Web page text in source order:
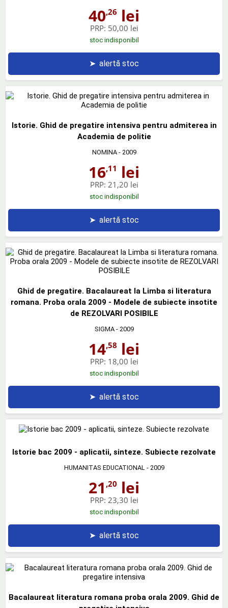
40,26 lei
PRP: 50,00 lei
stoc indisponibil
➤ alertă stoc
Istorie. Ghid de pregatire intensiva pentru admiterea in
Academia de politie
NOMINA- 2009
16,11 lei
PRP: 21,20 lei
stoc indisponibil
➤ alertă stoc
Ghid de pregatire. Bacalaureat la Limba si literatura
romana. Proba orala 2009 - Modele de subiecte insotite
de REZOLVARI POSIBILE
SIGMA- 2009
14,58 lei
PRP: 18,00 lei
stoc indisponibil
➤ alertă stoc
Istorie bac 2009 - aplicatii, sinteze. Subiecte rezolvate
HUMANITAS EDUCATIONAL - 2009
21 ,20 lei
PRP: 23,30 lei
stoc indisponibil
➤ alertă stoc
Bacalaureat literatura romana proba orala 2009. Ghid de